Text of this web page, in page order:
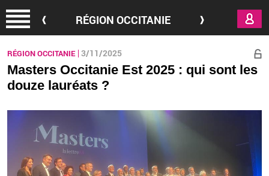
RÉGION OCCITANIE
RÉGION OCCITANIE 3/11/2025
Masters Occitanie Est 2025 : qui sont les
douze lauréats ?